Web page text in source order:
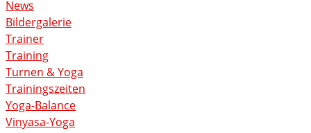
News
Bildergalerie
Trainer
Training
Turnen & Yoga
Trainingszeiten
Yoga-Balance
Vinyasa-Yoga